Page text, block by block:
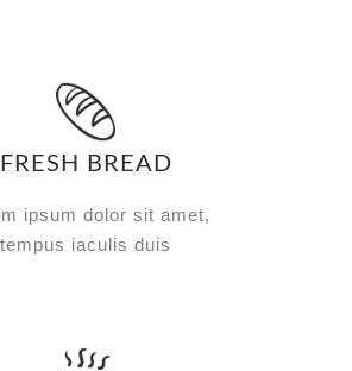
FRESH BREAD
ipsum dolor sit amet,
tempus iaculis duis